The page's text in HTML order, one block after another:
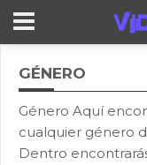
GÉNERO
Género Aquí
cualquier género
Dentro